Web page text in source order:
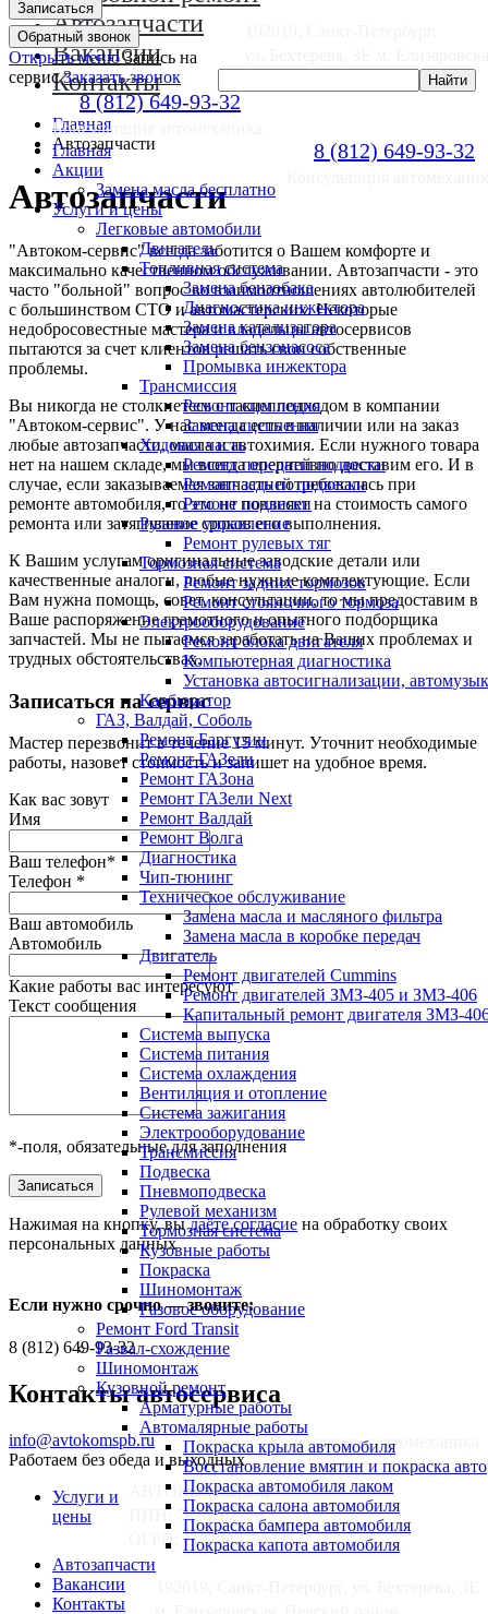
Записаться
8 (812) 649-93-32
Консультация автомеханика
Обратный звонок
Открыть меню Запись на
сервис Заказать звонок
8 (812) 649-93-32
Главная
Акции
Замена масла бесплатно
Услуги и цены
Легковые автомобили
Двигатель
Топливная система
Замена бензобака
Диагностика инжектора
Замена катализатора
Замена бензонасоса
Промывка инжектора
Трансмиссия
Ремонт сцепления
Замена сцепления
Ходовая часть
Ремонт передней подвески
Ремонт задней подвески
Ремонт подвески
Рулевое управление
Ремонт рулевых тяг
Тормозная система
Ремонт задних тормозов
Ремонт стояночного тормоза
Электро­оборудование
Ремонт блока двигателя
Компьютерная диагностика
Установка автосигнализации,
Карбюратор
ГАЗ, Валдай, Соболь
Ремонт Баргузин
Ремонт ГАЗели
Ремонт ГАЗона
Ремонт ГАЗели Next
Ремонт Валдай
Ремонт Волга
Диагностика
Чип-тюнинг
Техническое обслуживание
Замена масла и масляного фильтра
Замена масла в коробке передач
Двигатель
Ремонт двигателей Cummins
Ремонт двигателей ЗМЗ-405 и ЗМЗ-406
Капитальный ремонт двигателя ЗМЗ-
Система выпуска
Система питания
Система охлаждения
Вентиляция и отопление
Система зажигания
Электро­оборудование
Транс­миссия
Подвеска
Пневмоподвеска
Рулевой механизм
Тормозная система
Кузовные работы
Покраска
Шиномонтаж
Газовое оборудование
Ремонт Ford Transit
Развал-схождение
Шиномонтаж
Кузовной ремонт
Арматурные работы
Автомалярные работы
Покраска крыла автомобиля
Восстановление вмятин и покраска авто
Покраска автомобиля лаком
Покраска салона автомобиля
Покраска бампера автомобиля
Покраска капота автомобиля
Авто­запчасти
Вакансии
Контакты
Авто­запчасти
Вакансии
Контакты
Главная
Авто­запчасти
Автозапчасти
"Автоком-сервис" всегда заботится о Вашем комфорте и
максимально качественном обслуживании. Автозапчасти - это
часто "больной" вопрос во взаимоотношениях автолюбителей
с большинством СТО и автомастерских. Некоторые
недобросовестные мастера и владельцы автосервисов
пытаются за счет клиентов решать свои собственные
проблемы.
Вы никогда не столкнетесь с таким подходом в компании
"Автоком-сервис". У нас всегда есть в наличии или на заказ
любые автозапчасти, масла и автохимия. Если нужного товара
нет на нашем складе, мы всегда оперативно доставим его. И в
случае, если заказываемая запчасть потребовалась при
ремонте автомобиля, то это не повлияет на стоимость самого
ремонта или затягивание сроков его выполнения.
К Вашим услугам оригинальные заводские детали или
качественные аналоги, любые нужные комплектующие. Если
Вам нужна помощь, совет, консультации, то мы предоставим в
Ваше распоряжение грамотного и опытного подборщика
запчастей. Мы не пытаемся заработать на Ваших проблемах и
трудных обстоятельствах.
Записаться на сервис
Мастер перезвонит в течение 15 минут. Уточнит необходимые
работы, назовет стоимость и запишет на удобное время.
Как вас зовут
Имя
Ваш телефон*
Телефон *
Ваш автомобиль
Автомобиль
Какие работы вас интересуют
Текст сообщения
*-поля, обязательные для заполнения
Записаться
Нажимая на кнопку, выдаёте согласие на обработку своих
персональных данных
Если нужно срочно — звоните:
8 (812) 649-93-32
Контакты автосервиса
Консультация автомеханика
8 (812) 649-93-32
АВТОКОМ сервис
ИНН: 7816702776
ОГРН: 1197847250435
info@avtokomspb.ru
Работаем без обеда и выходных
Услуги и
цены